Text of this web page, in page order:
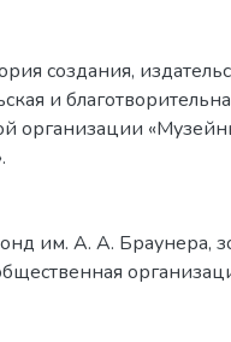
создания,
и
организации
им. А. А. Браунера,